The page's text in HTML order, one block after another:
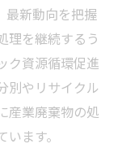
最新動向を把握
理を継続するう
ク資源循環促進
別やリサイクル
産業廃棄物の処
ます。